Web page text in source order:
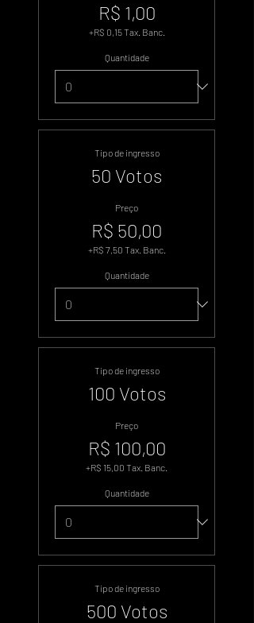
R$ 1,00
+R$ 0,15 Tax. Banc.
Quantidade
Tipo de ingresso
50 Votos
Preço
R$ 50,00
+R$ 7,50 Tax. Banc.
Quantidade
Tipo de ingresso
100 Votos
Preço
R$ 100,00
+R$ 15,00 Tax. Banc.
Quantidade
Tipo de ingresso
500 Votos